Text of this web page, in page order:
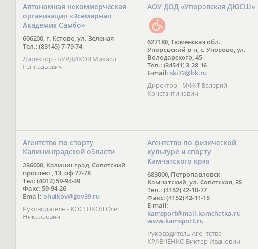
Автономная некоммерческая
организация «Всемирная
Академия Самбо»
606200, г. Кстово, ул. Зеленая
Тел.: (83145) 7-79-74
Директор - БУРДИКОВ Михаил
Геннадьевич
АОУ ДОД «Упоровская ДЮСШ»
627180, Тюменская обл.,
Упоровский р-н, с. Упорово, ул.
Володарского, 45
Тел.: (34541) 3-28-16
E-mail: ski72@bk.ru
Директор - МФХТ Валерий
Константинович
Агентство по спорту
Калининградской области
236000, Калининград, Советский
проспект, 13, оф.77-78
Тел: (4012) 59-94-39
Факс: 59-94-26
Email: ohulkov@gov39.ru
Руководитель - КОСЕНКОВ Олег
Николаевич
Агентство по физической
культуре и спорту
Камчатского края
683000, Петропавловск-
Камчатский, ул. Советская, 35
Тел.: (4152) 42-10-77
Факс: (4152) 42-11-15
E-mail:
kamsport@mail.kamchatka.ru
www.kamsport.ru
Руководитель Агентства -
КРАВЧЕНКО Виктор Иванович